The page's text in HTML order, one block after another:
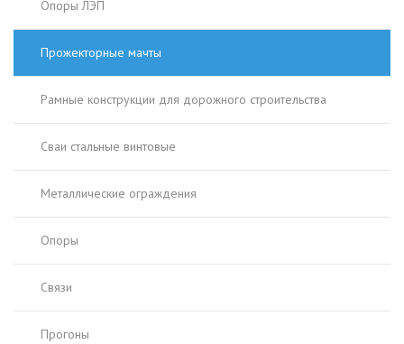
Опоры ЛЭП
Прожекторные мачты
Рамные конструкции для дорожного строительства
Сваи стальные винтовые
Металлические ограждения
Опоры
Связи
Прогоны